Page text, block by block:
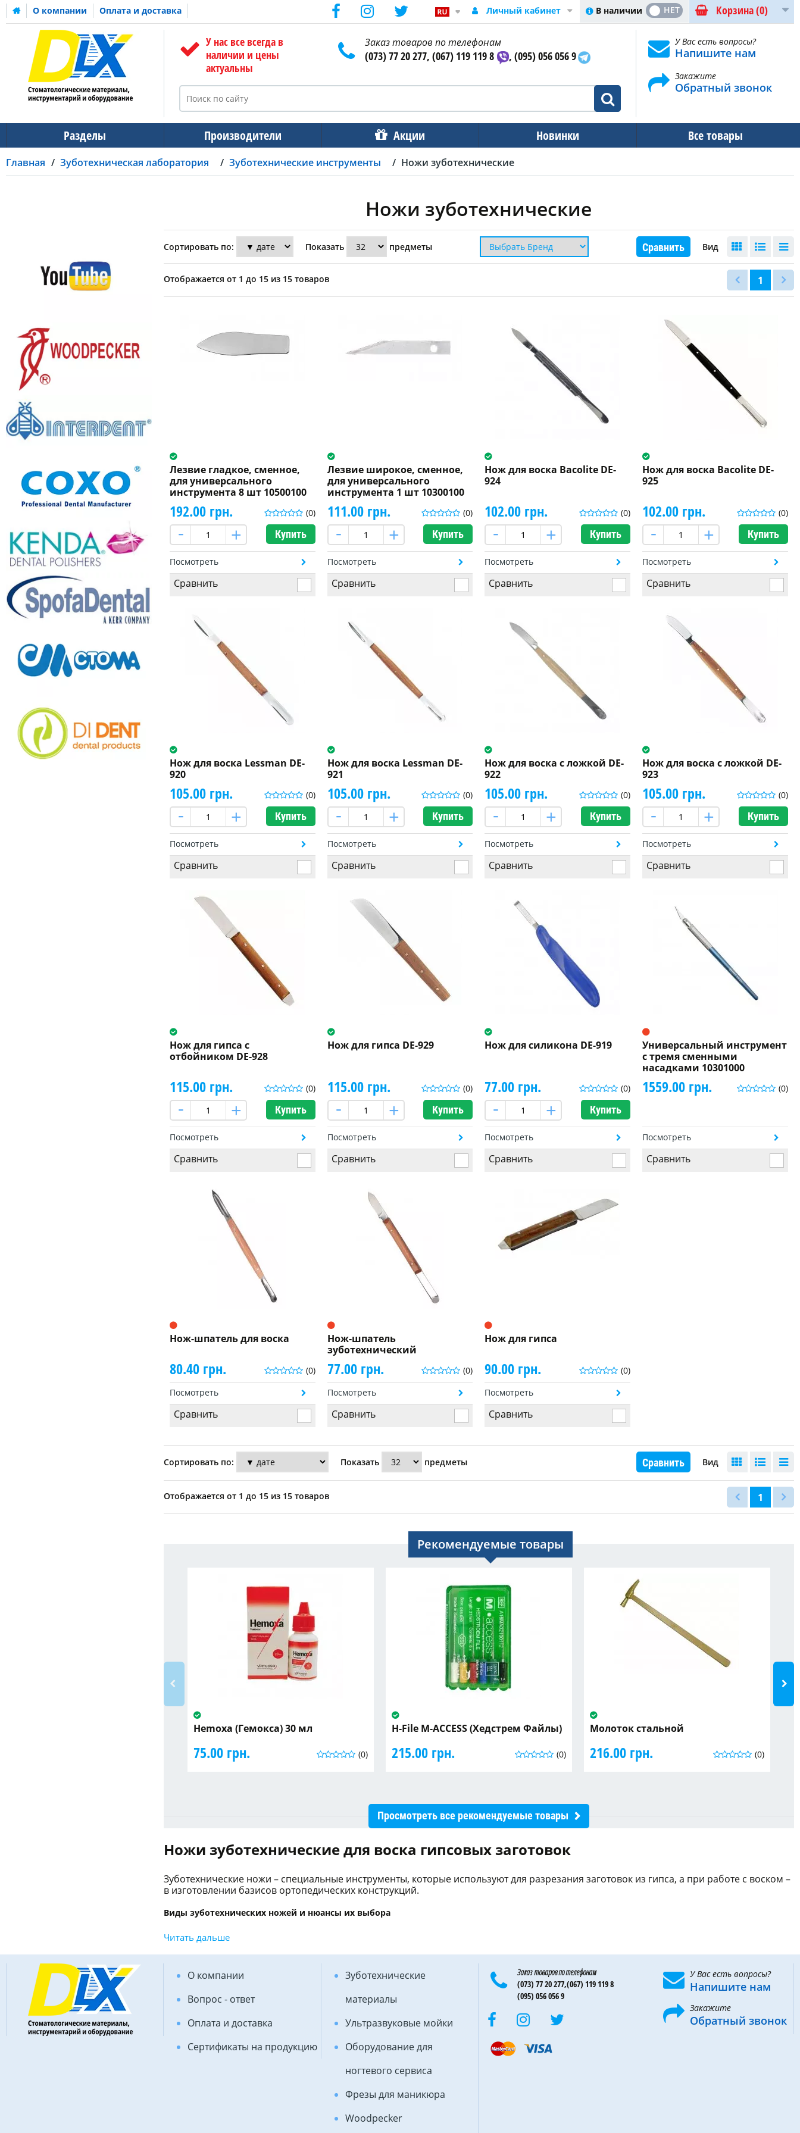
О компании Оплата и доставка Корзина(0)
В наличии
ДА НЕТ
Личный кабинет
У нас все всегда в
наличии и цены
актуальны
Заказ товаров по телефонам
(073) 77 20 277, (067) 119 119 8 , (095) 056 056 9
У Вас есть вопросы?
Напишите нам
Закажите
Обратный звонок
Разделы Производители Акции Новинки Все товары
Главная Зуботехническая лаборатория Зуботехнические инструменты Ножи зуботехнические
Ножи зуботехнические
Вид
Сравнить
Сортировать по: Показать предметы
Отображается от 1 до 15 из 15 товаров 1
Лезвие гладкое, сменное,
для универсального
инструмента 8 шт 10500100
(0)
192.00 грн.
Купить
Посмотреть
Сравнить
Лезвие широкое, сменное,
для универсального
инструмента 1 шт 10300100
(0)
111.00 грн.
Купить
Посмотреть
Сравнить
Нож для воска Bacolite DE-
924
(0)
102.00 грн.
Купить
Посмотреть
Сравнить
Нож для воска Bacolite DE-
925
(0)
102.00 грн.
Купить
Посмотреть
Сравнить
Нож для воска Lessman DE-
920
(0)
105.00 грн.
Купить
Посмотреть
Сравнить
Нож для воска Lessman DE-
921
(0)
105.00 грн.
Купить
Посмотреть
Сравнить
Нож для воска с ложкой DE-
922
(0)
105.00 грн.
Купить
Посмотреть
Сравнить
Нож для воска с ложкой DE-
923
(0)
105.00 грн.
Купить
Посмотреть
Сравнить
Нож для гипса с
отбойником DE-928
(0)
115.00 грн.
Купить
Посмотреть
Сравнить
Нож для гипса DE-929
(0)
115.00 грн.
Купить
Посмотреть
Сравнить
Нож для силикона DE-919
(0)
77.00 грн.
Купить
Посмотреть
Сравнить
Универсальный инструмент
с тремя сменными
насадками 10301000
(0)
1559.00 грн.
Посмотреть
Сравнить
Нож-шпатель для воска
(0)
80.40 грн.
Посмотреть
Сравнить
Нож-шпатель
зуботехнический
(0)
77.00 грн.
Посмотреть
Сравнить
Нож для гипса
(0)
90.00 грн.
Посмотреть
Сравнить
Вид
Сравнить
Сортировать по: Показать предметы
Отображается от 1 до 15 из 15 товаров 1
Рекомендуемые товары
Hemoxa (Гемокса) 30 мл
(0)
75.00 грн.
H-File M-ACCESS (Хедстрем Файлы)
(0)
215.00 грн.
Молоток стальной
(0)
216.00 грн.
Просмотреть все рекомендуемые товары
Ножи зуботехнические для воска гипсовых заготовок
Зуботехнические ножи – специальные инструменты, которые используют для разрезания заготовок из гипса, а при работе с воском –
в изготовлении базисов ортопедических конструкций.
Виды зуботехнических ножей и нюансы их выбора
Существует два типа ножей: для работы с гипсом или с воском. Инструменты могут быть двусторонними и двусторонними. В
ножи для гипса односторонние и двусторонние - с отбойником;
нож-шпатель;
вигнуті (гострі, зубчасті);
з вузьким лезом для вузьких кілець;
Інструмент може відрізнятися не тільки формою браншів. Підібрати його можна, виходячи з потрібного розміру й довжини.
При выборе инструмента перед покупкой нужно обратить внимание на такие моменты:
Читать дальше
О компании
Вопрос - ответ
Оплата и доставка
Сертификаты на продукцию
Зуботехнические
материалы
Ультразвуковые мойки
Оборудование для
ногтевого сервиса
Фрезы для маникюра
Woodpecker
Заказ товаров по телефонам
(073) 77 20 277,(067) 119 119 8
(095) 056 056 9
У Вас есть вопросы?
Напишите нам
Закажите
Обратный звонок